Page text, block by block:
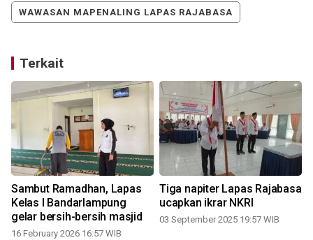
WAWASAN MAPENALING LAPAS RAJABASA
Terkait
Sambut Ramadhan, Lapas
Kelas I Bandarlampung
gelar bersih-bersih masjid
16 February 2026 16:57 WIB
Tiga napiter Lapas Rajabasa
ucapkan ikrar NKRI
03 September 2025 19:57 WIB